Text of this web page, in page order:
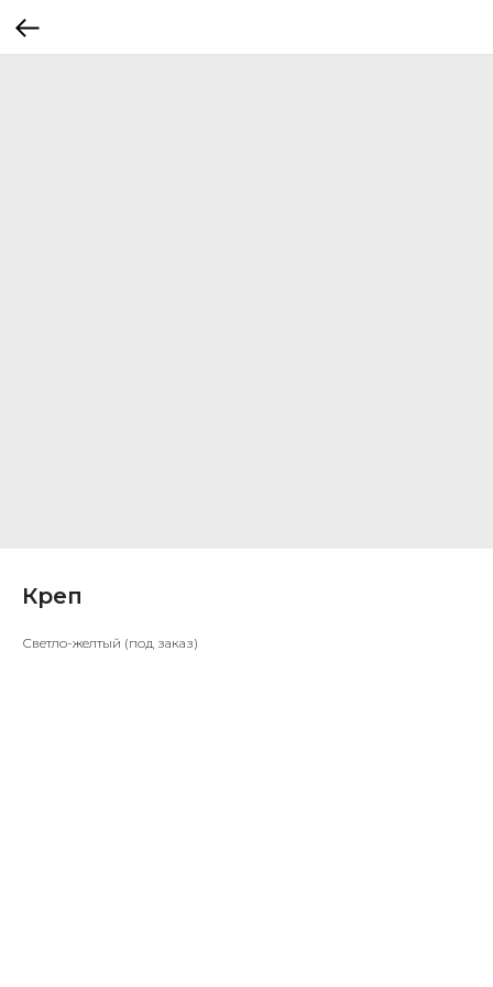
Креп
Светло-желтый (под заказ)